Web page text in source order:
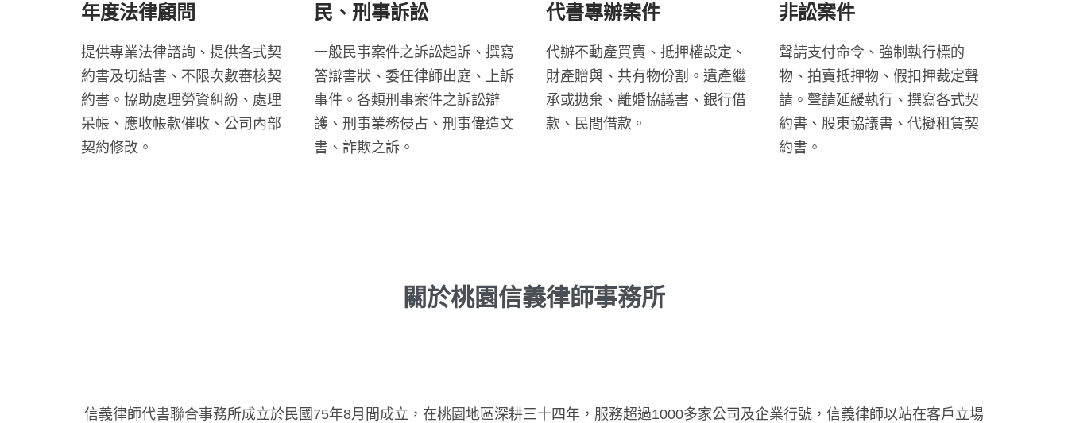
年度法律顧問
提供專業法律諮詢、提供各式契
約書及切結書、不限次數審核契
約書。協助處理勞資糾紛、處理
呆帳、應收帳款催收、公司內部
契約修改。
民、刑事訴訟
一般民事案件之訴訟起訴、撰寫
答辯書狀、委任律師出庭、上訴
事件。各類刑事案件之訴訟辯
護、刑事業務侵占、刑事偉造文
書、詐欺之訴。
代書專辦案件
代辦不動產買賣、抵押權設定、
財產贈與、共有物份割。遺產繼
承或拋棄、離婚協議書、銀行借
款、民間借款。
非訟案件
聲請支付命令、強制執行標的
物、拍賣抵押物、假扣押裁定聲
請。聲請延緩執行、撰寫各式契
約書、股東協議書、代擬租賃契
約書。
關於桃園信義律師事務所
信義律師代書聯合事務所成立於民國75年8月間成立，在桃園地區深耕三十四年，服務超過1000多家公司及企業行號，信義律師以站在客戶立場